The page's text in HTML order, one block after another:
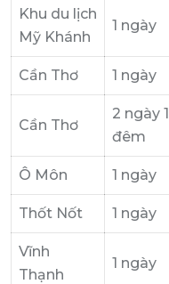
Khu du lịch
Mỹ Khánh
1 ngày
Cần Thơ 1 ngày
Cần Thơ
2 ngày 1
đêm
Ô Môn 1 ngày
Thốt Nốt 1 ngày
Vĩnh
Thạnh
1 ngày